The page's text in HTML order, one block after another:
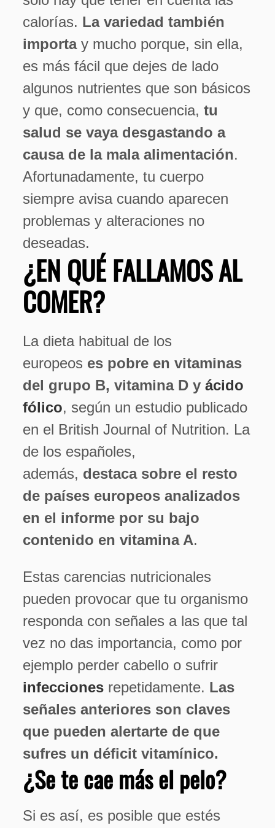
calorías. La variedad también
importay mucho porque, sin ella,
es más fácil que dejes de lado
algunos nutrientes que son básicos
y que, como consecuencia,tu
salud se vaya desgastando a
causa de la mala alimentación.
Afortunadamente, tu cuerpo
siempre avisa cuando aparecen
problemas y alteraciones no
deseadas.
¿EN QUÉ FALLAMOS AL
COMER?
La dieta habitual de los
europeos es pobre en vitaminas
del grupo B, vitamina D yácido
fólico, según un estudio publicado
en el British Journal of Nutrition. La
de los españoles,
además, destaca sobre el resto
de países europeos analizados
en el informe por su bajo
contenido en vitamina A.
Estas carencias nutricionales
pueden provocar que tu organismo
responda con señales a las que tal
vez no das importancia, como por
ejemplo perder cabello o sufrir
infecciones repetidamente. Las
señales anteriores son claves
que pueden alertarte de que
sufres un déficit vitamínico.
¿Se te cae más el pelo?
Si es así, es posible que estés